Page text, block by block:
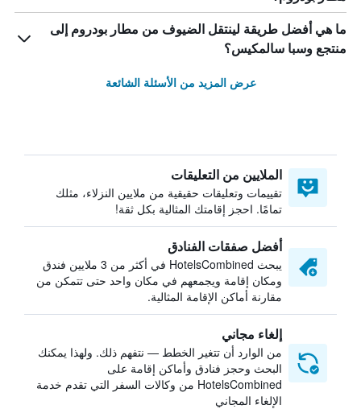
ما هي أفضل طريقة لينتقل الضيوف من مطار بودروم إلى
منتجع وسبا سالمكيس؟
عرض المزيد من الأسئلة الشائعة
الملايين من التعليقات
تقييمات وتعليقات حقيقية من ملايين النزلاء، مثلك
تمامًا. احجز إقامتك المثالية بكل ثقة!
أفضل صفقات الفنادق
يبحث HotelsCombined في أكثر من 3 ملايين فندق
ومكان إقامة ويجمعهم في مكان واحد حتى تتمكن من
مقارنة أماكن الإقامة المثالية.
إلغاء مجاني
من الوارد أن تتغير الخطط — نتفهم ذلك. ولهذا يمكنك
البحث وحجز فنادق وأماكن إقامة على
HotelsCombined من وكالات السفر التي تقدم خدمة
الإلغاء المجاني